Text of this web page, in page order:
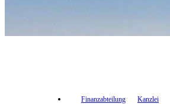
Finanzabteilung Kanzlei